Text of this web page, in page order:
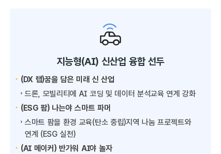
지능형(AI) 신산업 융합 선두
(DX 랩)꿈을 담은 미래 신 산업
드론, 모빌리티에 AI 코딩 및 데이터 분석교육 연계 강화
(ESG 팜) 나는야 스마트 파머
스마트 팜을 환경 교육(탄소 중립)지역 나눔 프로젝트와
연계 (ESG 실천)
(AI 메이커) 반가워 AI야 놀자